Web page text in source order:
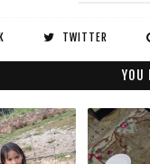
TWITTER
YOU